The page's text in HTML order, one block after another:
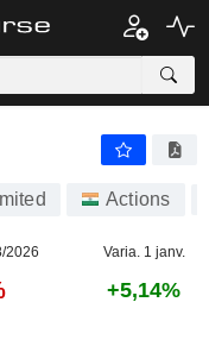
Actions
2026 Varia. 1 janv.
+5,14%